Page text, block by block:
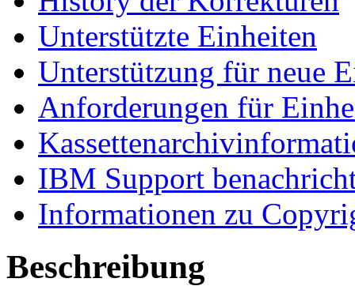
Unterstützte Einheiten
Unterstützung für neue
Anforderungen für
IBM Support
Informationen zu
Beschreibung